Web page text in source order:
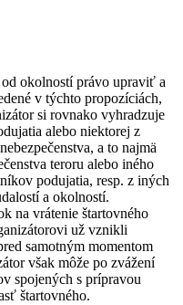
okolností právo upraviť a
v týchto propozíciách,
si rovnako vyhradzuje
alebo niektorej z
a to najmä
teroru alebo iného
podujatia, resp. z iných
a okolností.
na vrátenie štartovného
už vznikli
samotným momentom
však môže po zvážení
spojených s prípravou
štartovného.